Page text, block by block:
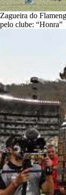
Zagueira do
pelo clube: “Honra”